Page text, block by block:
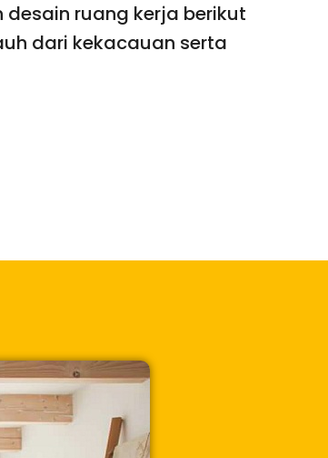
ruang kerja berikut
dari kekacauan serta